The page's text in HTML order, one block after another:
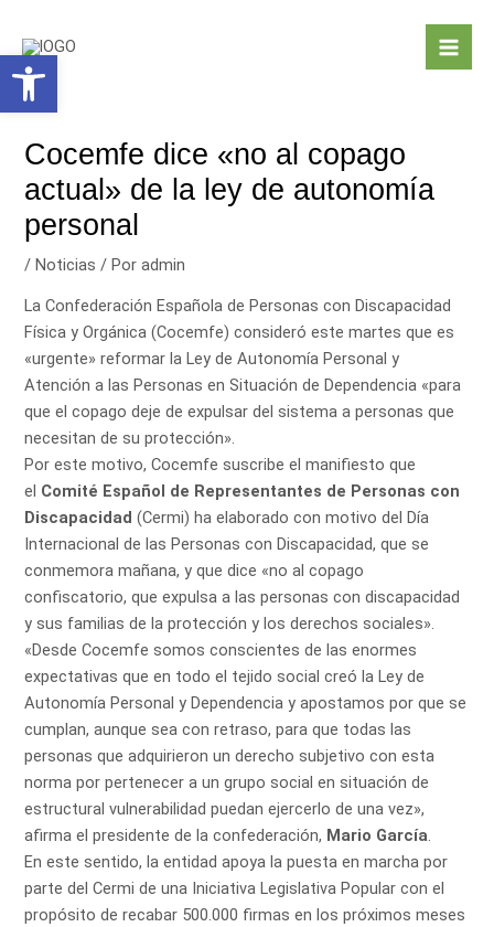
Abrir barra de herramientas
contenido
Cocemfe dice «no al copago
actual» de la ley de autonomía
personal
/Noticias / Poradmin
La Confederación Española de Personas con Discapacidad
Física y Orgánica (Cocemfe) consideró este martes que es
«urgente» reformar la Ley de Autonomía Personal y
Atención a las Personas en Situación de Dependencia «para
que el copago deje de expulsar del sistema a personas que
necesitan de su protección».
Por este motivo, Cocemfe suscribe el manifiesto que
el Comité Español de Representantes de Personas con
Discapacidad (Cermi) ha elaborado con motivo del Día
Internacional de las Personas con Discapacidad, que se
conmemora mañana, y que dice «no al copago
confiscatorio, que expulsa a las personas con discapacidad
y sus familias de la protección y los derechos sociales».
«Desde Cocemfe somos conscientes de las enormes
expectativas que en todo el tejido social creó la Ley de
Autonomía Personal y Dependencia y apostamos por que se
cumplan, aunque sea con retraso, para que todas las
personas que adquirieron un derecho subjetivo con esta
norma por pertenecer a un grupo social en situación de
estructural vulnerabilidad puedan ejercerlo de una vez»,
afirma el presidente de la confederación, Mario García.
En este sentido, la entidad apoya la puesta en marcha por
parte del Cermi de una Iniciativa Legislativa Popular con el
propósito de recabar 500.000 firmas en los próximos meses
de
entradas